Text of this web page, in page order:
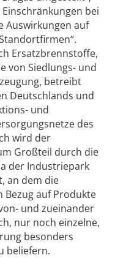
bei
Auswirkungen auf
Ersatzbrennstoffe,
von Siedlungs- und
betreibt
Deutschlands und
und
des
wird der
Großteil durch die
der Industriepark
an dem die
auf Produkte
und zueinander
nur noch einzelne,
besonders
beliefern.